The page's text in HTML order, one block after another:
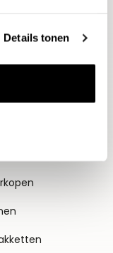
Details tonen